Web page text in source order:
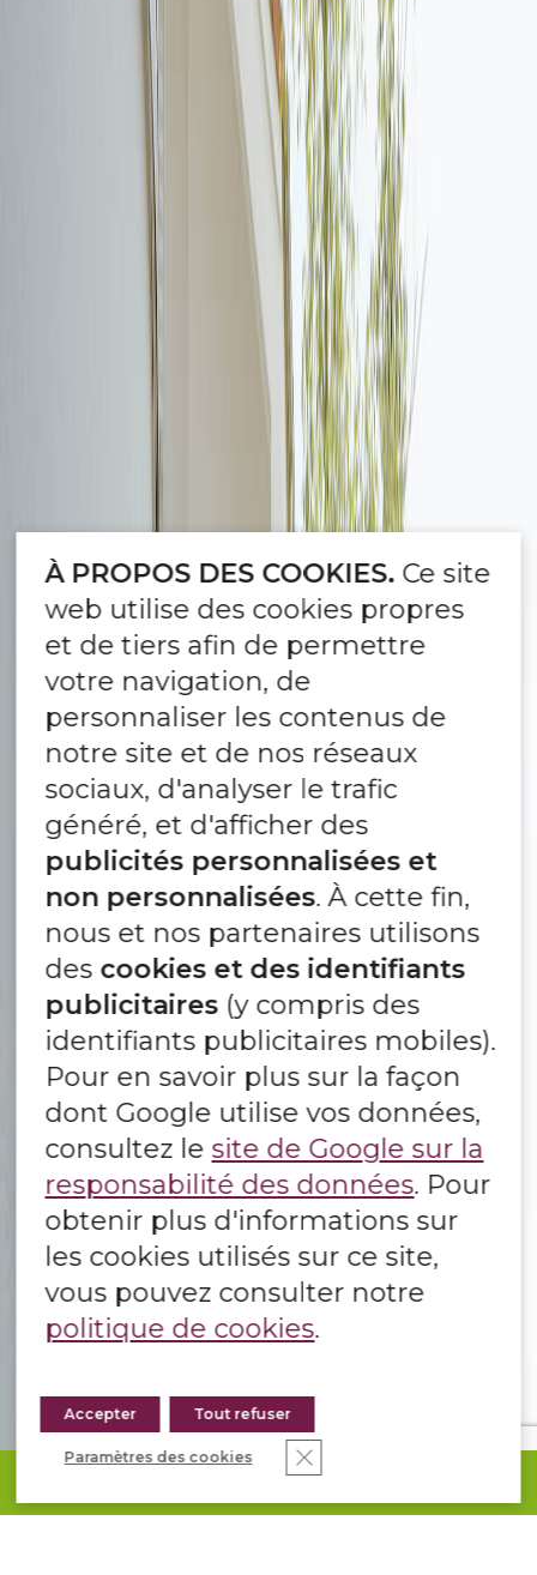
À PROPOS DES COOKIES. Ce site
web utilise des cookies propres
et de tiers afin de permettre
votre navigation, de
personnaliser les contenus de
notre site et de nos réseaux
sociaux, d'analyser le trafic
généré, et d'afficher des
publicités personnalisées et
non personnalisées. À cette fin,
nous et nos partenaires utilisons
des cookies et des identifiants
publicitaires (y compris des
identifiants publicitaires mobiles).
Pour en savoir plus sur la façon
dont Google utilise vos données,
consultez le site de Google sur la
responsabilité des données. Pour
obtenir plus d'informations sur
les cookies utilisés sur ce site,
vous pouvez consulter notre
politique de cookies.
Accepter Tout refuser
Paramètres des cookies Fermer la bannière des
DEMANDEZ VOTRE DEVIS